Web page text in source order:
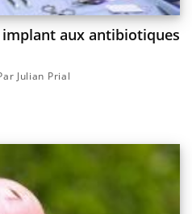
aux antibiotiques
Julian Prial